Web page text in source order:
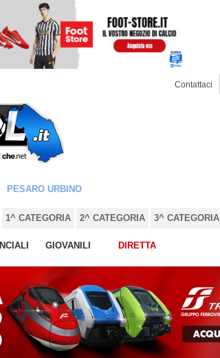
Contattaci
PESARO URBINO
1^ CATEGORIA 2^ CATEGORIA 3^ CATEGORIA
GIOVANILI DIRETTA